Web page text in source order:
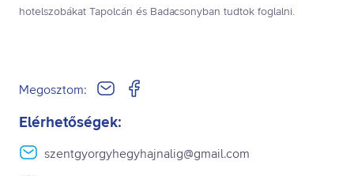
hotelszobákat Tapolcán és Badacsonyban tudtok foglalni.
Megosztom:
Elérhetőségek:
szentgyorgyhegyhajnalig@gmail.com